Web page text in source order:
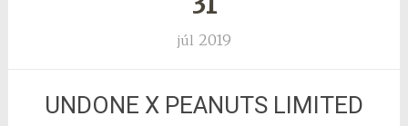
júl 2019
UNDONE X PEANUTS LIMITED